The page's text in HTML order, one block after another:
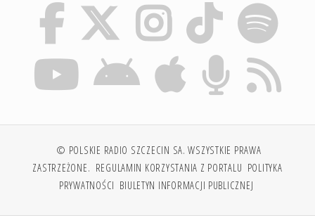
© POLSKIE RADIO SZCZECIN SA. WSZYSTKIE PRAWA
ZASTRZEŻONE. REGULAMIN KORZYSTANIA Z PORTALU POLITYKA
PRYWATNOŚCI BIULETYN INFORMACJI PUBLICZNEJ